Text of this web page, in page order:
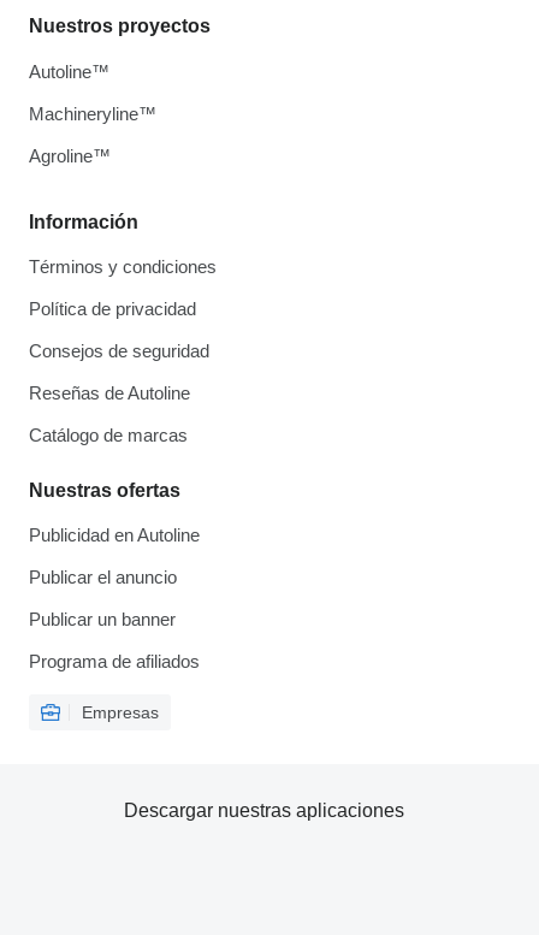
Información
Términos y condiciones
Política de privacidad
Consejos de seguridad
Reseñas de Autoline
Catálogo de marcas
Nuestras ofertas
Publicidad en Autoline
Publicar el anuncio
Publicar un banner
Programa de afiliados
Empresas
Nuestros proyectos
Autoline™
Machineryline™
Agroline™
Descargar nuestras aplicaciones